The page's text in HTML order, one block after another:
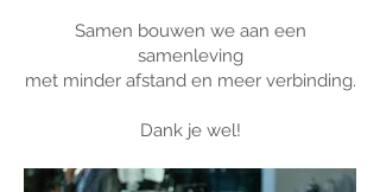
Samen bouwen we aan een
samenleving
met minder afstand en meer verbinding.
Dank je wel!